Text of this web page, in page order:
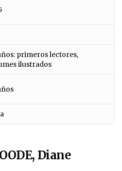
primeros lectores,
ilustrados
Diane